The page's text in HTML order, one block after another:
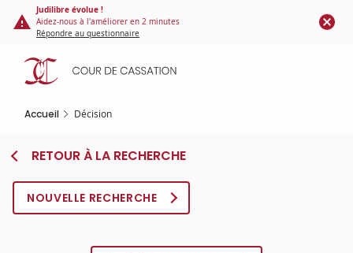
Panneau de gestion des cookies
contenu
principal
Judilibre évolue !
Aidez-nous à l'améliorer en 2 minutes
Répondre au questionnaire
Accueil Décision
RETOUR À LA RECHERCHE
NOUVELLE RECHERCHE